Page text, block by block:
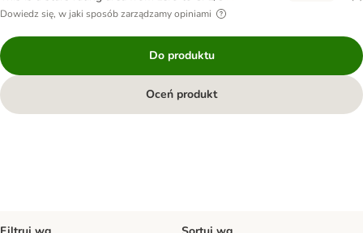
Dowiedz się, w jaki sposób zarządzamy opiniami
Do produktu
Oceń produkt